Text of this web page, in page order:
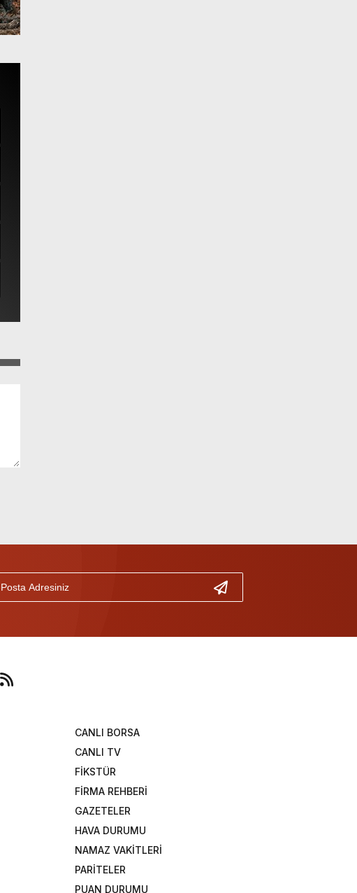
CANLI BORSA
CANLI TV
FİKSTÜR
FİRMA REHBERİ
GAZETELER
HAVA DURUMU
NAMAZ VAKİTLERİ
PARİTELER
PUAN DURUMU